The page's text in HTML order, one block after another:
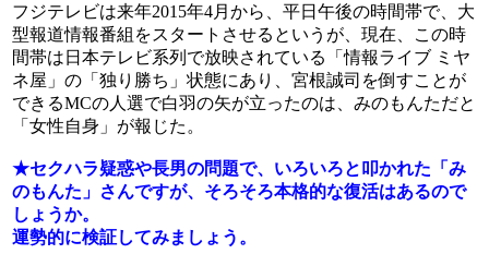
フジテレビは来年2015年4月から、平日午後の時間帯で、大
型報道情報番組をスタートさせるというが、現在、この時
間帯は日本テレビ系列で放映されている「情報ライブ ミヤ
ネ屋」の「独り勝ち」状態にあり、宮根誠司を倒すことが
できるMCの人選で白羽の矢が立ったのは、みのもんただと
「女性自身」が報じた。
★セクハラ疑惑や長男の問題で、いろいろと叩かれた「み
のもんた」さんですが、そろそろ本格的な復活はあるので
しょうか。
運勢的に検証してみましょう。